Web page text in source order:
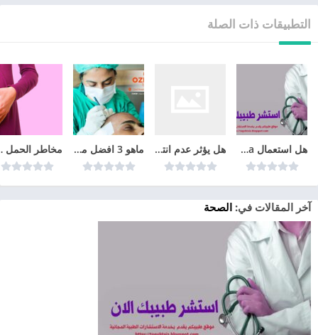
التطبيقات ذات الصلة
هل استعمال cyclo-progynova يمنع الحمل؟ هل يؤثر عدم انتظام الدورة الشهرية على الحمل ماهو 3 افضل مراكز زراعة الشعر في تركيا عام 2026 مخاطر
آخر المقالات في: الصحة